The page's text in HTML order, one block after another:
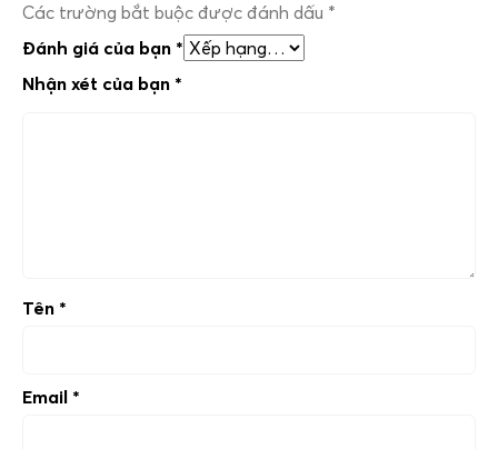
Các trường bắt buộc được đánh dấu *
Đánh giá của bạn *
Nhận xét của bạn *
Tên *
Email *